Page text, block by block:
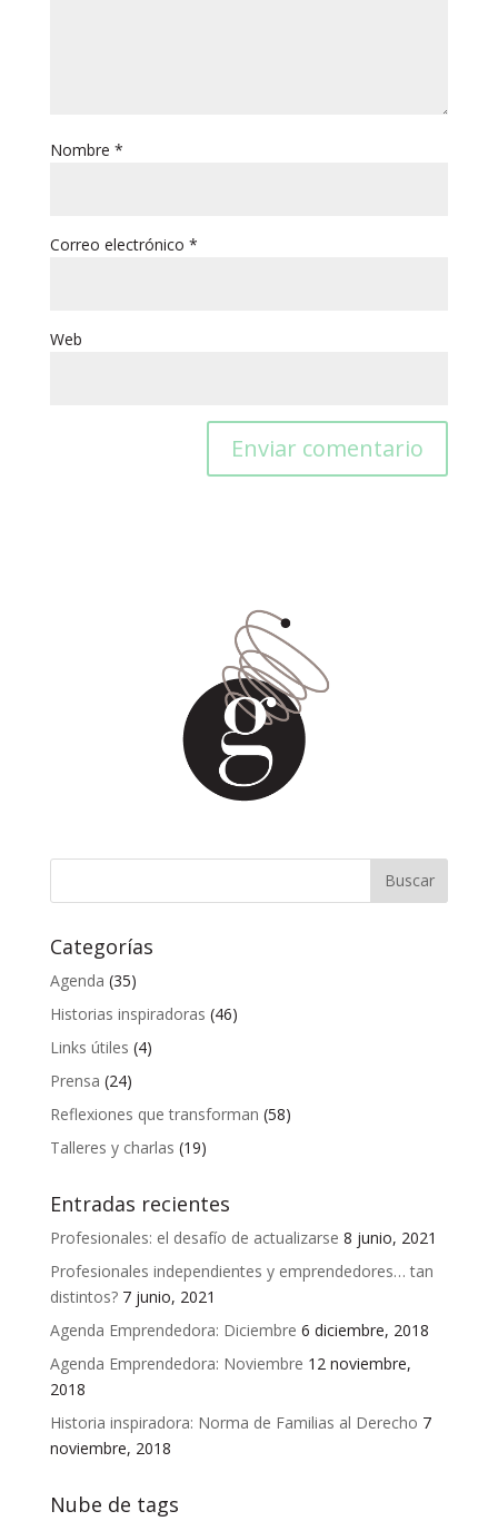
Nombre *
Correo electrónico *
Web
Categorías
Agenda (35)
Historias inspiradoras (46)
Links útiles (4)
Prensa (24)
Reflexiones que transforman (58)
Talleres y charlas (19)
Entradas recientes
Profesionales: el desafío de actualizarse 8 junio, 2021
Profesionales independientes y emprendedores… tan
distintos? 7 junio, 2021
Agenda Emprendedora: Diciembre 6 diciembre, 2018
Agenda Emprendedora: Noviembre 12 noviembre,
2018
Historia inspiradora: Norma de Familias al Derecho 7
noviembre, 2018
Nube de tags